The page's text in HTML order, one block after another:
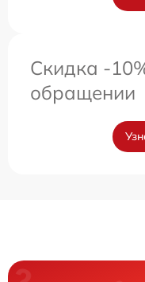
Скидка -
обращении